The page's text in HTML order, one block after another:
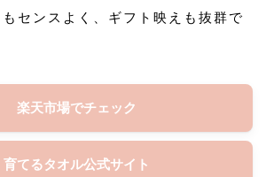
センスよく、ギフト映えも抜群で
楽天市場でチェック
育てるタオル公式サイト